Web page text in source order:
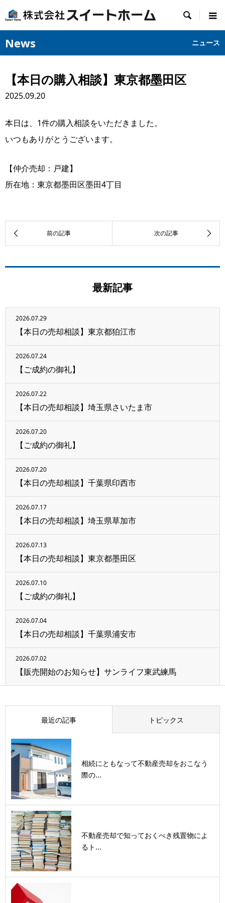

News ニュース
【本日の購入相談】東京都墨田区
2025.09.20
本日は、1件の購入相談をいただきました。
いつもありがとうございます。
【仲介売却：戸建】
所在地：東京都墨田区墨田4丁目
最新記事
2026.07.29
【本日の売却相談】東京都狛江市
2026.07.24
【ご成約の御礼】
2026.07.22
【本日の売却相談】埼玉県さいたま市
2026.07.20
【ご成約の御礼】
2026.07.20
【本日の売却相談】千葉県印西市
2026.07.17
【本日の売却相談】埼玉県草加市
2026.07.13
【本日の売却相談】東京都墨田区
2026.07.10
【ご成約の御礼】
2026.07.04
【本日の売却相談】千葉県浦安市
2026.07.02
【販売開始のお知らせ】サンライフ東武練馬
最近の記事 トピックス
相続にともなって不動産売却をおこなう
際の...
不動産売却で知っておくべき残置物によ
るト...